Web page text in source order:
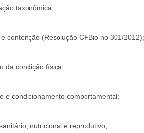
taxonômica;
e contenção (Resolução CFBio no 301/2012);
da condição física;
e condicionamento comportamental;
nutricional e reprodutivo;